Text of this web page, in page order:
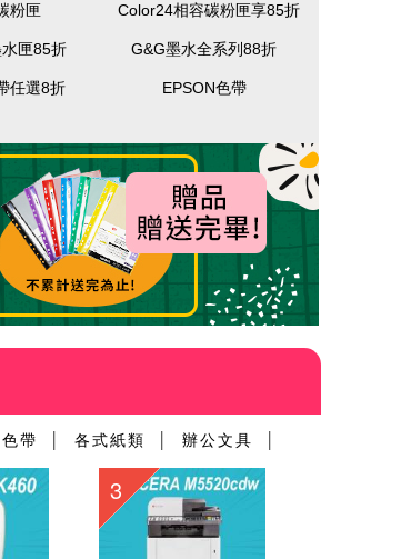
粉匣 Color24相容碳粉匣享85折
匣85折 G&G墨水全系列88折
任選8折 EPSON色帶
色帶 各式紙類 辦公文具
3